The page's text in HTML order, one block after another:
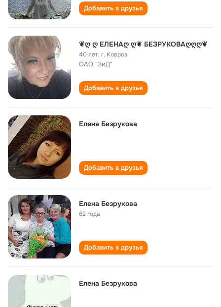
Добавить в друзья
❦ღ ღ ЕЛЕНАღ ღ❦ БЕЗРУКОВАღღღ❦
40 лет,г. Ковров
ОАО "ЗиД"
Добавить в друзья
Елена Безрукова
Добавить в друзья
Елена Безрукова
62 года
Добавить в друзья
Елена Безрукова